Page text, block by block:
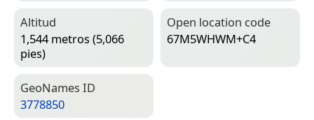
Altitud
1,544 metros (5,066
pies)
Open location code
67M5WHWM+C4
Geo­Names ID
3778850